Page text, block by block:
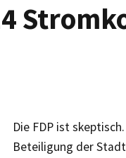
Die FDP ist
Beteiligung der